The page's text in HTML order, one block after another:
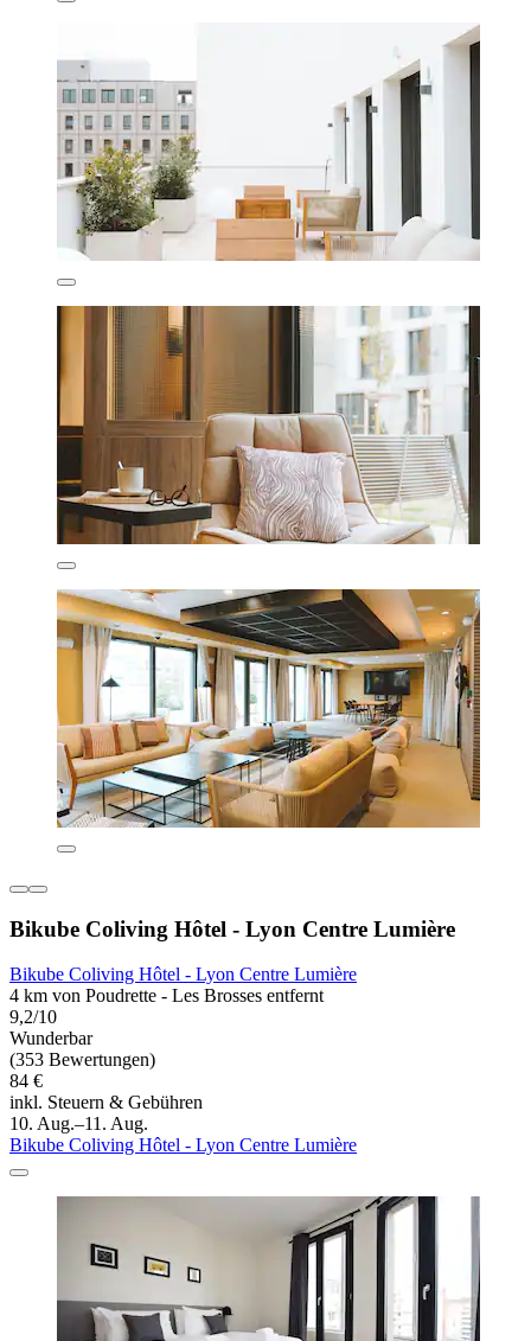
Bikube Coliving Hôtel - Lyon Centre Lumière
Bikube Coliving Hôtel - Lyon Centre Lumière
4 km von Poudrette - Les Brosses entfernt
9,2/10
Wunderbar
(353 Bewertungen)
84 €
inkl. Steuern & Gebühren
10. Aug.–11. Aug.
Bikube Coliving Hôtel - Lyon Centre Lumière